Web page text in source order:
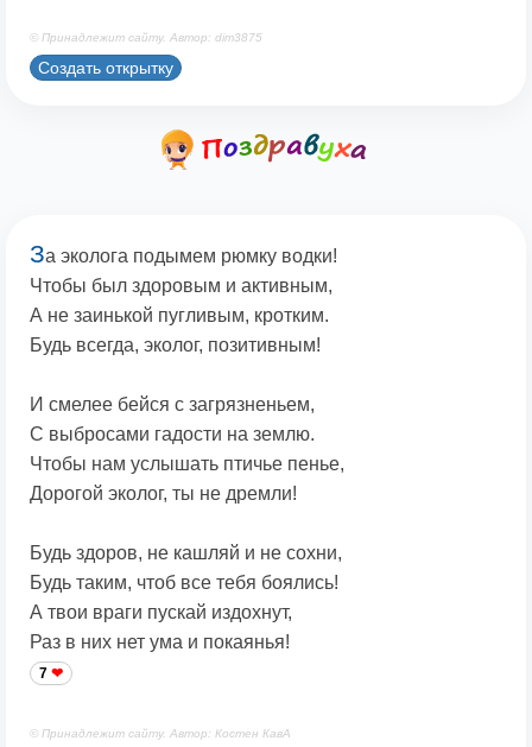
© Принадлежит сайту. Автор: dim3875
Создать открытку
За эколога подымем рюмку водки!
Чтобы был здоровым и активным,
А не заинькой пугливым, кротким.
Будь всегда, эколог, позитивным!
И смелее бейся с загрязненьем,
С выбросами гадости на землю.
Чтобы нам услышать птичье пенье,
Дорогой эколог, ты не дремли!
Будь здоров, не кашляй и не сохни,
Будь таким, чтоб все тебя боялись!
А твои враги пускай издохнут,
Раз в них нет ума и покаянья!
7
© Принадлежит сайту. Автор: Костен КавА